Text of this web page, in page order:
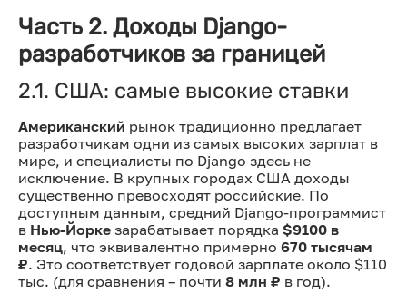
Часть 2. Доходы Django-
разработчиков за границей
2.1. США: самые высокие ставки
Американский рынок традиционно предлагает
разработчикам одни из самых высоких зарплат в
мире, и специалисты по Django здесь не
исключение. В крупных городах США доходы
существенно превосходят российские. По
доступным данным, средний Django-программист
в Нью-Йорке зарабатывает порядка $9100 в
месяц, что эквивалентно примерно 670 тысячам
₽. Это соответствует годовой зарплате около $110
тыс. (для сравнения – почти 8 млн ₽ в год).